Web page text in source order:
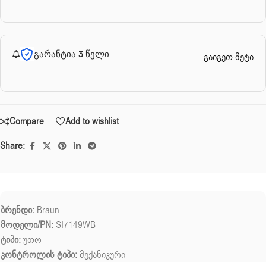
გარანტია 3 წელი გაიგეთ მეტი
Compare
Add to wishlist
Share:
ბრენდი: Braun
მოდელი/PN: SI7149WB
ტიპი:უთო
კონტროლის ტიპი: მექანიკური